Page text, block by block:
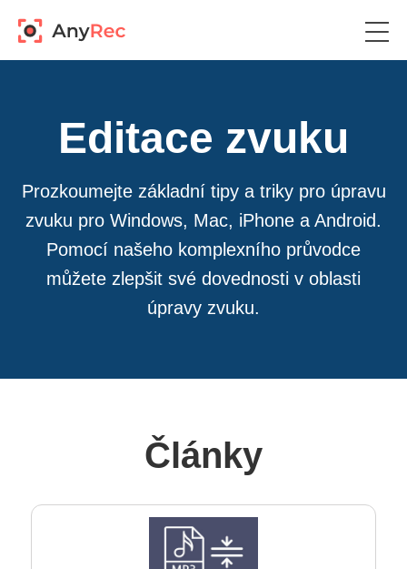
Editace zvuku
Prozkoumejte základní tipy a triky pro úpravu
zvuku pro Windows, Mac, iPhone a Android.
Pomocí našeho komplexního průvodce
můžete zlepšit své dovednosti v oblasti
úpravy zvuku.
Články